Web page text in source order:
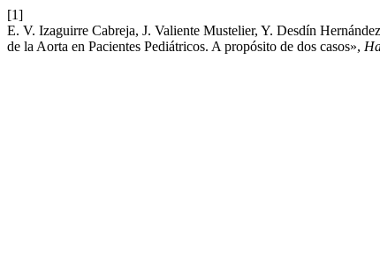
[1]
E. V. Izaguirre Cabreja, J. Valiente Mustelier, Y. Desdín
de la Aorta en Pacientes Pediátricos. A propósito de dos casos»,